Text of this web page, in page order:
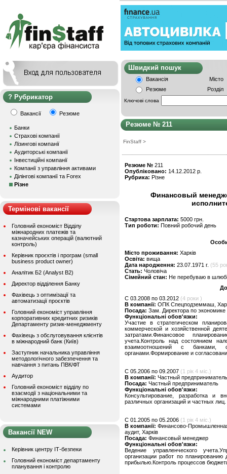
Рубрикатор
Вакансії Резюме
Банки
Страхові компанії
Лізингові компанії
Аудиторські компанії
Інвестиційні компанії
Компанії з управління активами
Ділінгові компанії та Forex
Різне
Термінові вакансії
Головний економіст Відділу
міжнародних платежів та
казначейських операцій (валютний
контроль)
Керівник проєктів і програм (small
business product owner)
Аналітик Б2 (Analyst B2)
Директор відділення Банку
Фахівець з оптимізації та
автоматизації проєктів
Головний економіст управління
корпоративних кредитних ризиків
Департаменту ризик-менеджменту
Фахівець з обслуговування клієнтів
в міжнародний банк (Київ)
Заступник начальника управління
методологічного забезпечення та
навчання з питань ПВК/ФТ
Аудитор
Головний економіст відділу по
взаємодії з національними та
міжнародними платіжними
системами
Вакансії NEW
Керівник центру ІТ-безпеки
Головний економіст департаменту
планування і контролю
Швидкий
Вакансія
Місто
Резюме
Розділ
Ключові слова
Резюме № 211
FinStaff >
Резюме № 211
Опубліковано: 14.12.2012 р.
Рубрика: Різне
Финансовый
Стартова зарплата: 5000 грн.
Тип роботи: Повний робочий день
Місто проживання: Харків
Освіта: вища
Дата народження: 23.07.1971 г. (55
Стать: Чоловіча
Сімейний стан: Не перебуваю в
C 03.2008 по 03.2012 (4 роки )
В компанії: ОПК Спецподземмаш,
Посада: Зам. Директора по экономике
Функціональні обов'язки:
Участие в стратегическом
коммерческой и хозяйственной
затратами.Финансовое
учета.Контроль над состоянием
взаимоотношений с банками,
органами.Формирование и
C 05.2006 по 09.2007 (1 рік 4 міс.)
В компанії: Частный
Посада: Частный предприниматель
Функціональні обов'язки:
Консультирование, разработка и
различных организаций и частных лиц.
C 01.2005 по 05.2006 (1 рік 4 міс.)
В компанії: Финансово-
аудит, Харків
Посада: Финансовый менеджер
Функціональні обов'язки:
Ведение управленческого
организации работ по планированию
прибылью.Контроль процессов